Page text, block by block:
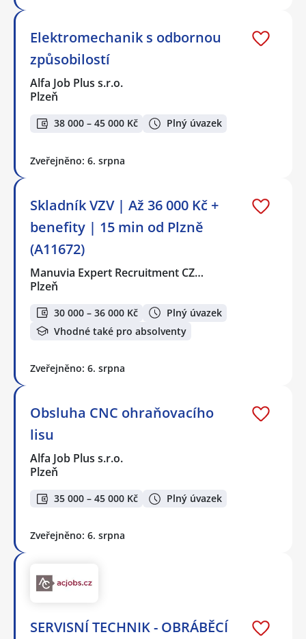
Elektromechanik s odbornou
způsobilostí
Alfa Job Plus s.r.o.
Plzeň
38 000 – 45 000 Kč Plný úvazek
Zveřejněno: 6. srpna
Skladník VZV | Až 36 000 Kč +
benefity | 15 min od Plzně
(A11672)
Manuvia Expert Recruitment CZ…
Plzeň
30 000 – 36 000 Kč
Plný úvazek
Vhodné také pro absolventy
Zveřejněno: 6. srpna
Obsluha CNC ohraňovacího
lisu
Alfa Job Plus s.r.o.
Plzeň
35 000 – 45 000 Kč Plný úvazek
Zveřejněno: 6. srpna
SERVISNÍ TECHNIK - OBRÁBĚCÍ